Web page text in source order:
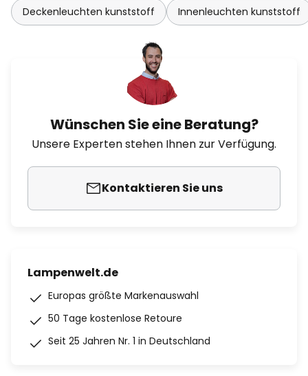
Deckenleuchten kunststoff Innenleuchten kunststoff
Wünschen Sie eine Beratung?
Unsere Experten stehen Ihnen zur Verfügung.
Kontaktieren Sie uns
Lampenwelt.de
Europas größte Markenauswahl
50 Tage kostenlose Retoure
Seit 25 Jahren Nr. 1 in Deutschland